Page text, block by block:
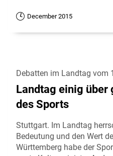
December 2015
Debatten im Landtag vom
Landtag einig über
des Sports
Stuttgart. Im Landtag
Bedeutung und den Wert
Württemberg habe der